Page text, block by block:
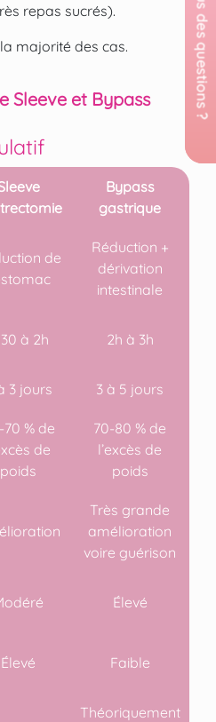
repas sucrés).
majorité des cas.
Sleeve et Bypass
Bypass
gastrique
de
Réduction +
dérivation
intestinale
à 2h 2h à 3h
3 jours 3 à 5 jours
70 % de
de
poids
70-80 % de
l’excès de
poids
Très grande
amélioration
voire guérison
Élevé
Élevé Faible
Théoriquement